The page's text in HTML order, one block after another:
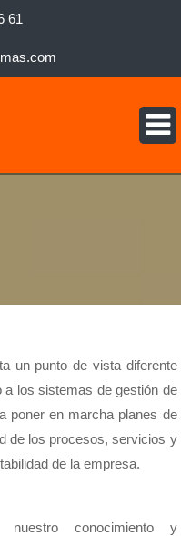
61
un punto de vista diferente
a los sistemas de gestión de
poner en marcha planes de
de los procesos, servicios y
de la empresa.
nuestro conocimiento y